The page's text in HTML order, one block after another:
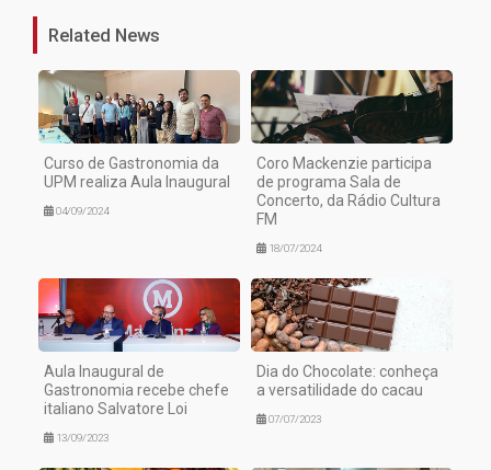
Related News
Curso de Gastronomia da
UPM realiza Aula Inaugural
04/09/2024
Coro Mackenzie participa
de programa Sala de
Concerto, da Rádio Cultura
FM
18/07/2024
Aula Inaugural de
Gastronomia recebe chefe
italiano Salvatore Loi
13/09/2023
Dia do Chocolate: conheça
a versatilidade do cacau
07/07/2023